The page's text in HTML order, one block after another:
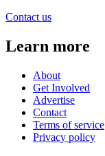
Contact us
Learn more
About
Get Involved
Advertise
Contact
Terms of service
Privacy policy